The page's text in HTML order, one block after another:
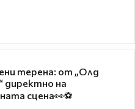
терена: от „Олд
директно на
сцена👀⚽